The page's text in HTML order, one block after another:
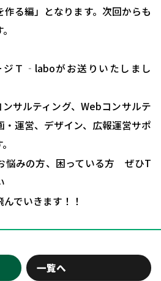
る編」となります。次回からも
ジＴ‐laboがお送りいたしまし
サルティング、Webコンサルテ
・運営、デザイン、広報運営サポ
悩みの方、困っている方 ぜひT
でいきます！！
一覧へ